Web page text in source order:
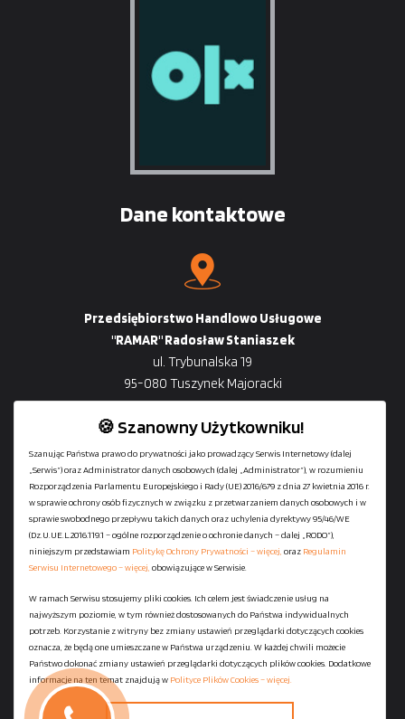
Dane kontaktowe
Przedsiębiorstwo Handlowo Usługowe
"RAMAR" Radosław Staniaszek
ul. Trybunalska 19
95-080 Tuszynek Majoracki
+48729-133-333
biuro@601144444.pl
Kontakt
Regulamin serwisu
Polityka Ochrony Prywatności
Polityka Plików Cookies
🍪 Szanowny Użytkowniku!
Szanując Państwa prawo do prywatności jako prowadzący Serwis Internetowy (dalej
„Serwis”) oraz Administrator danych osobowych (dalej „Administrator”), w rozumieniu
Rozporządzenia Parlamentu Europejskiego i Rady (UE) 2016/679 z dnia 27 kwietnia 2016 r.
w sprawie ochrony osób fizycznych w związku z przetwarzaniem danych osobowych i w
sprawie swobodnego przepływu takich danych oraz uchylenia dyrektywy 95/46/WE
(Dz.U.UE.L.2016.119.1 – ogólne rozporządzenie o ochronie danych – dalej „RODO”),
niniejszym przedstawiam Politykę Ochrony Prywatności – więcej, oraz Regulamin
Serwisu Internetowego – więcej, obowiązujące w Serwisie.
W ramach Serwisu stosujemy pliki cookies. Ich celem jest świadczenie usług na
najwyższym poziomie, w tym również dostosowanych do Państwa indywidualnych
potrzeb. Korzystanie z witryny bez zmiany ustawień przeglądarki dotyczących cookies
oznacza, że będą one umieszczane w Państwa urządzeniu. W każdej chwili możecie
Państwo dokonać zmiany ustawień przeglądarki dotyczących plików cookies. Dodatkowe
informacje na ten temat znajdują w Polityce Plików Cookies – więcej.